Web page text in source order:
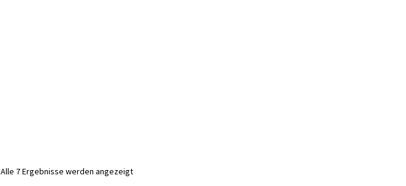
Alle 7 Ergebnisse werden angezeigt